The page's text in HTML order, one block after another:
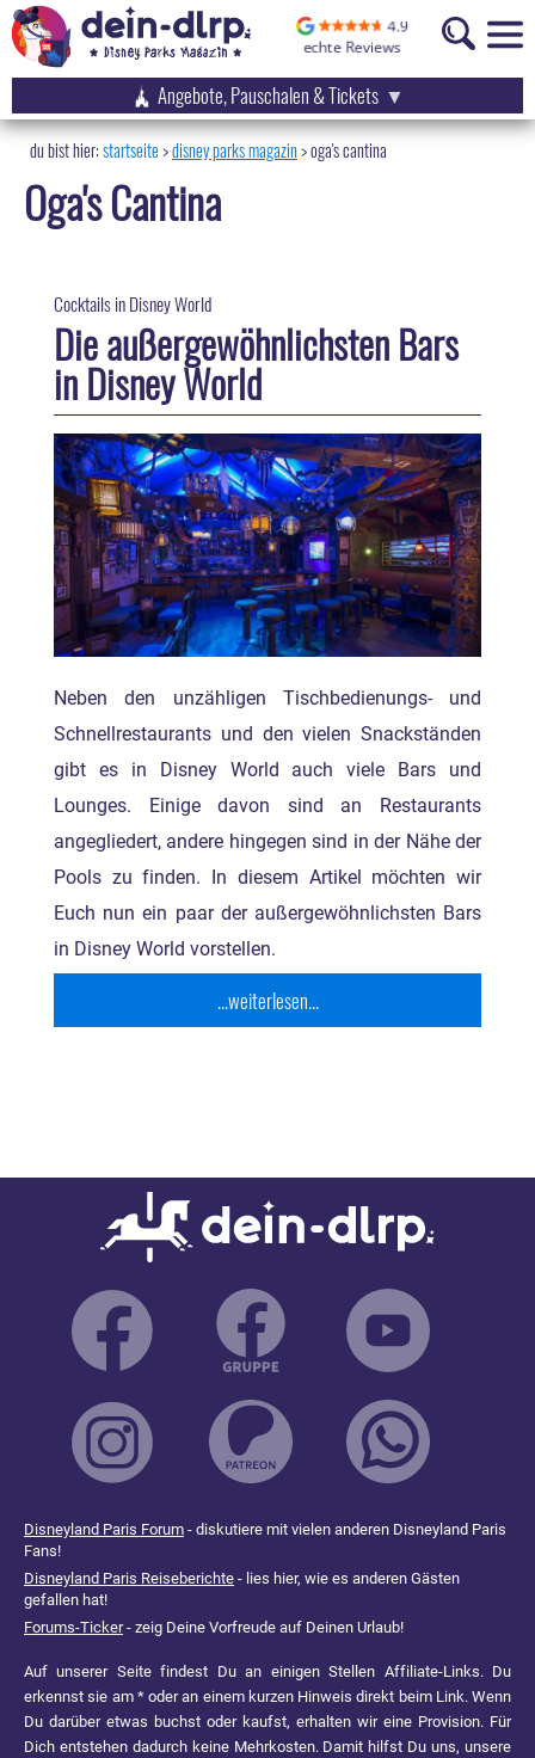
Angebote, Pauschalen & Tickets
startseite disney parks magazin>oga's cantina
Oga's Cantina
Cocktails in Disney World
Die außergewöhnlichsten Bars
in Disney World
Neben den unzähligen Tischbedienungs- und
Schnellrestaurants und den vielen Snackständen
gibt es in Disney World auch viele Bars und
Lounges. Einige davon sind an Restaurants
angegliedert, andere hingegen sind in der Nähe der
Pools zu finden. In diesem Artikel möchten wir
Euch nun ein paar der außergewöhnlichsten Bars
in Disney World vorstellen.
...weiterlesen...
Disneyland Paris Forum - diskutiere mit vielen anderen Disneyland Paris
Fans!
Disneyland Paris Reiseberichte - lies hier, wie es anderen Gästen
gefallen hat!
Forums-Ticker- zeig Deine Vorfreude auf Deinen Urlaub!
Auf unserer Seite findest Du an einigen Stellen Affiliate-Links. Du
erkennst sie am * oder an einem kurzen Hinweis direkt beim Link. Wenn
Du darüber etwas buchst oder kaufst, erhalten wir eine Provision. Für
Dich entstehen dadurch keine Mehrkosten. Damit hilfst Du uns, unsere